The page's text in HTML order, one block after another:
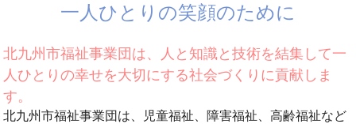
一人ひとりの笑顔のために
北九州市福祉事業団は、人と知識と技術を結集して一
人ひとりの幸せを大切にする社会づくりに貢献しま
す。
北九州市福祉事業団は、児童福祉、障害福祉、高齢福祉など